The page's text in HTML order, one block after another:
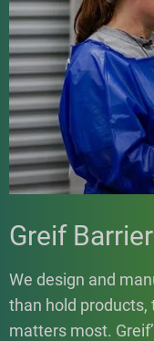
Greif
We design and
than hold
matters most.